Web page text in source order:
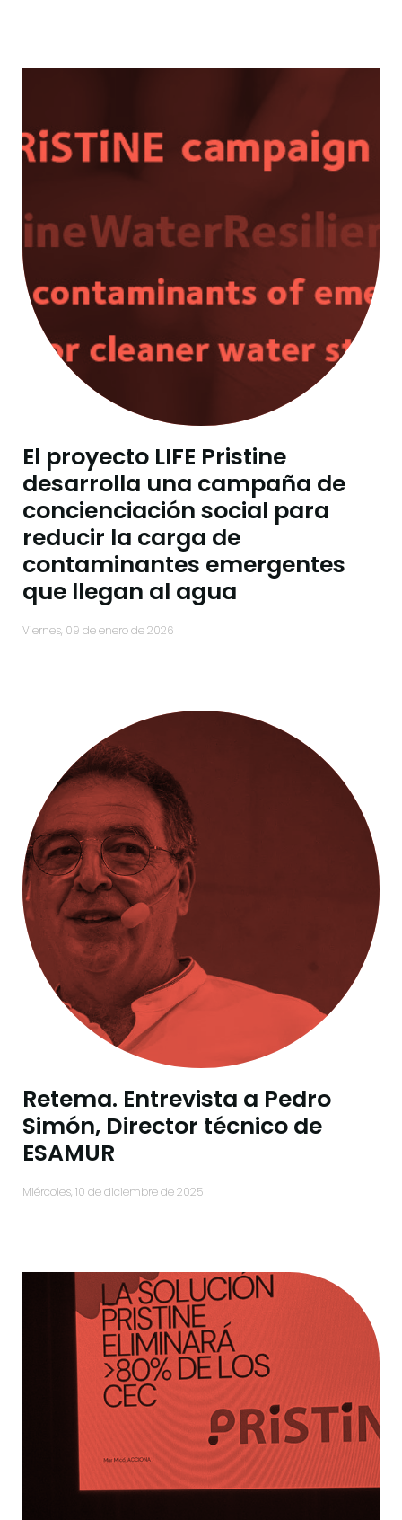
El proyecto LIFE Pristine
desarrolla una campaña de
concienciación social para
reducir la carga de
contaminantes emergentes
que llegan al agua
viernes, 09 de enero de 2026
Retema. Entrevista a Pedro
Simón, Director técnico de
ESAMUR
miércoles, 10 de diciembre de 2025